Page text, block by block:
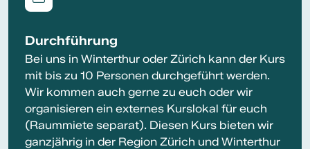
Durchführung
Bei uns in Winterthur oder Zürich kann der Kurs
mit bis zu 10 Personen durchgeführt werden.
Wir kommen auch gerne zu euch oder wir
organisieren ein externes Kurslokal für euch
(Raummiete separat). Diesen Kurs bieten wir
ganzjährig in der Region Zürich und Winterthur